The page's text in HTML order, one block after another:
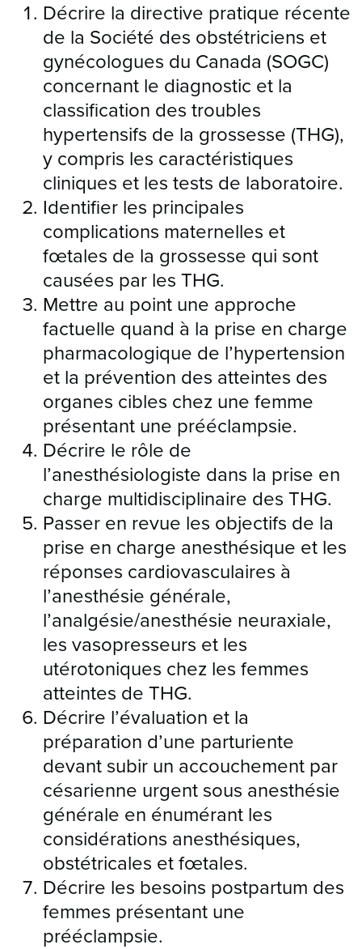
Décrire la directive pratique récente
de la Société des obstétriciens et
gynécologues du Canada (SOGC)
concernant le diagnostic et la
classification des troubles
hypertensifs de la grossesse (THG),
y compris les caractéristiques
cliniques et les tests de laboratoire.
Identifier les principales
complications maternelles et
fœtales de la grossesse qui sont
causées par les THG.
Mettre au point une approche
factuelle quand à la prise en charge
pharmacologique de l’hypertension
et la prévention des atteintes des
organes cibles chez une femme
présentant une prééclampsie.
Décrire le rôle de
l’anesthésiologiste dans la prise en
charge multidisciplinaire des THG.
Passer en revue les objectifs de la
prise en charge anesthésique et les
réponses cardiovasculaires à
l’anesthésie générale,
l’analgésie/anesthésie neuraxiale,
les vasopresseurs et les
utérotoniques chez les femmes
atteintes de THG.
Décrire l’évaluation et la
préparation d’une parturiente
devant subir un accouchement par
césarienne urgent sous anesthésie
générale en énumérant les
considérations anesthésiques,
obstétricales et fœtales.
Décrire les besoins postpartum des
femmes présentant une
prééclampsie.